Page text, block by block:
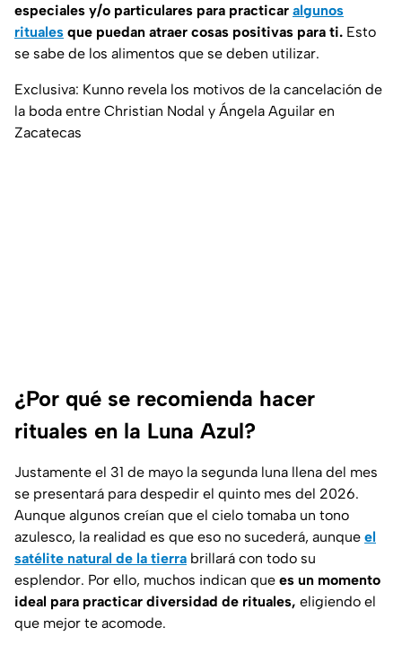
especiales y/o particulares para practicar algunos
rituales que puedan atraer cosas positivas para ti. Esto
se sabe de los alimentos que se deben utilizar.
Exclusiva: Kunno revela los motivos de la cancelación de
la boda entre Christian Nodal y Ángela Aguilar en
Zacatecas
¿Por qué se recomienda hacer
rituales en la Luna Azul?
Justamente el 31 de mayo la segunda luna llena del mes
se presentará para despedir el quinto mes del 2026.
Aunque algunos creían que el cielo tomaba un tono
azulesco, la realidad es que eso no sucederá, aunque el
satélite natural de la tierra brillará con todo su
esplendor. Por ello, muchos indican que es un momento
ideal para practicar diversidad de rituales, eligiendo el
que mejor te acomode.